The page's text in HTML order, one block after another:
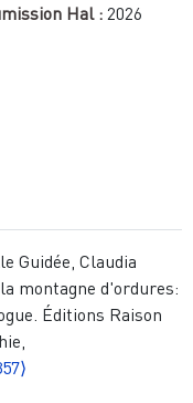
Hal : 2026
Guidée, Claudia
montagne d'ordures:
Éditions Raison